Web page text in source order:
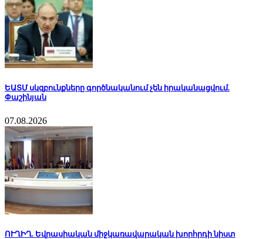
ԵԱՏՄ սկզբունքները գործնականում չեն իրականացվում.
Փաշինյան
07.08.2026
ՈՒՂԻՂ. Եվրասիական միջկառավարական խորհրդի նիստ